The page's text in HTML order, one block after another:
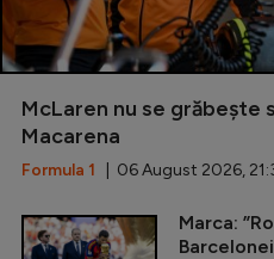
McLaren nu se grăbește
Macarena
Formula 1 | 06 August 2026,
Marca: